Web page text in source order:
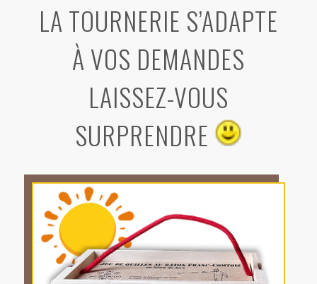
LA TOURNERIE S’ADAPTE
À VOS DEMANDES
LAISSEZ-VOUS
SURPRENDRE